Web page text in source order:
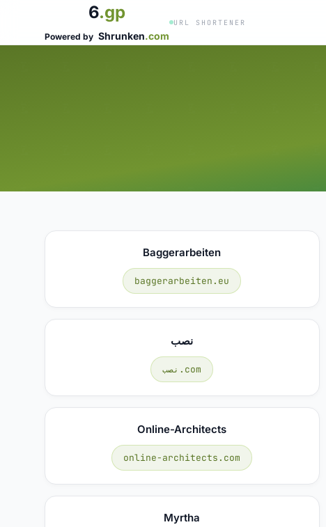
6.gp
Powered by Shrunken.com
URL SHORTENER
Baggerarbeiten
baggerarbeiten.eu
نصب
نصب.com
Online-Architects
online-architects.com
Myrtha